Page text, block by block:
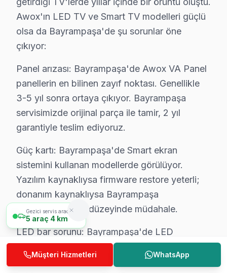
Bayrampaşa Awox servis Merkezi
Bayrampaşa Awox uzman ekibimiz, Bayrampaşa
Bayrampaşa'de Awox servis talebiniz için bizi
Bayrampaşa Awox servis ekibi olarak,
Fabrika Servis Awox Saha Deneyimi:
Saha gözlemlerimiz — Bayrampaşa özelinde Awox
Bayrampaşa'deki Awox başvuruları incelendiğinde en
Bayrampaşa'de son değerlendirme döneminde
— %87 aynı gün teslim
— %5 2-3 gün içinde teslim
— %8 parça tedarik bekleme (nadir model)
Awox konusundaki 11 yıllık deneyimimiz, her yeni
Bayrampaşa'de müşteri memnuniyeti %98 — bu
Bayrampaşa Awox Servisimizin Hizmet
Awox'ın LED TV ve Smart TV modelleri güçlü
olsa da Bayrampaşa'de şu sorunlar öne
çıkıyor:
Panel arızası: Bayrampaşa'de Awox VA Panel
panellerin en bilinen zayıf noktası. Genellikle
3-5 yıl sonra ortaya çıkıyor. Bayrampaşa
servisimizde orijinal parça ile tamir, 2 yıl
garantiyle teslim ediyoruz.
Güç kartı: Bayrampaşa'de Smart ekran
sistemini kullanan modellerde görülüyor.
Yazılım kaynaklıysa firmware restore yeterli;
donanım kaynaklıysa Bayrampaşa
atölyemizde kart düzeyinde müdahale.
LED bar sorunu: Bayrampaşa'de LED
ekranlarda daha sık rastlıyoruz. Bayrampaşa
teknisyenlerimiz bu arıza tipine özel deneyime
Gezici servis aracımız
5 araç 4 km
Müşteri Hizmetleri WhatsApp